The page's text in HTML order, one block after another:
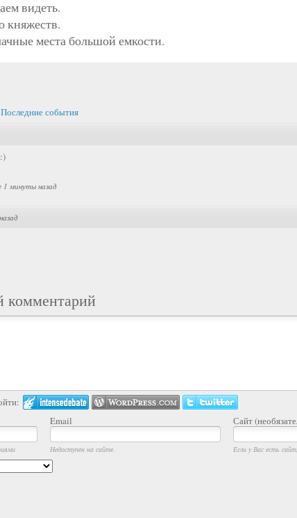
видеть.
княжеств.
места большой емкости.
Последние события
1 минуты назад
комментарий
Email Сайт
Недоступен на сайте. Если у Вас есть